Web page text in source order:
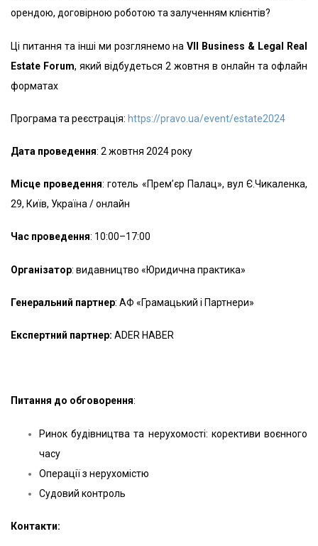
орендою, договірною роботою та залученням клієнтів?
Ці питання та інші ми розглянемо наVІІ Business & Legal Real
Estate Forum, який відбудеться 2 жовтня в онлайн та офлайн
форматах
Програма та реєстрація: https://pravo.ua/event/estate2024
Дата проведення: 2 жовтня 2024 року
Місце проведення: готель «Прем’єр Палац», вул Є.Чикаленка,
29, Київ, Україна / онлайн
Час проведення: 10:00–17:00
Організатор: видавництво «Юридична практика»
Генеральний партнер: АФ «Грамацький і Партнери»
Експертний партнер: ADER HABER
Питання до обговорення:
Ринок будівництва та нерухомості: корективи воєнного
часу
Операції з нерухомістю
Судовий контроль
Контакти: